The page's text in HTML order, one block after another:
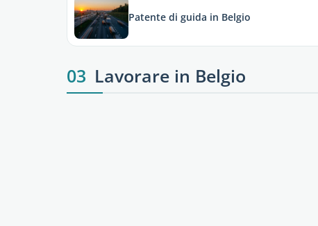
Patente di guida in Belgio
03 Lavorare in Belgio